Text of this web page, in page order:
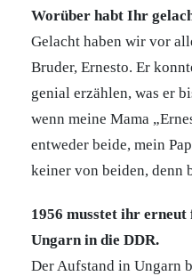
Worüber habt Ihr
Gelacht haben wir vor
Bruder, Ernesto. Er
genial erzählen, was er
wenn meine Mama
entweder beide, mein
keiner von beiden, denn
1956 musstet ihr erneut
Ungarn in die DDR.
Der Aufstand in Ungarn